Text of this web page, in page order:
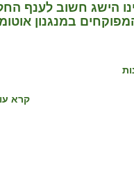
הישג חשוב לענף
במנגנון
קרא